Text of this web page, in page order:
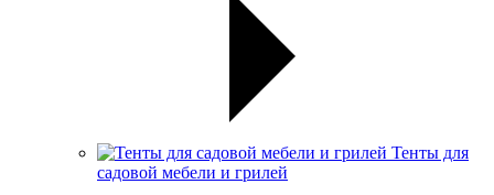
Тенты для
садовой мебели и грилей